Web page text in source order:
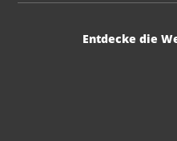
Entdecke die